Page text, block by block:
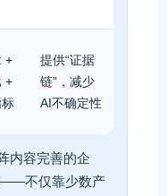
+
+
提供“证据
链”，减少
AI不确定性
内容完善的企
——不仅靠少数产